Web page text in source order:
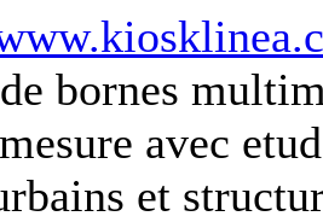
bornes
avec
et